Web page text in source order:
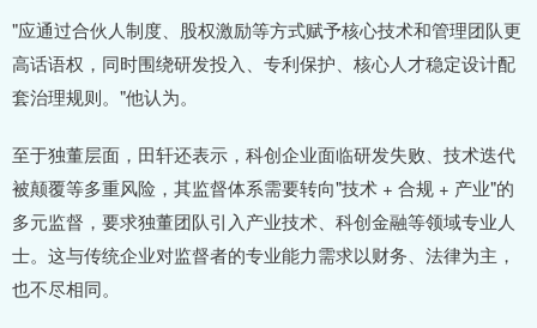
"应通过合伙人制度、股权激励等方式赋予核心技术和管理团队更
高话语权，同时围绕研发投入、专利保护、核心人才稳定设计配
套治理规则。"他认为。
至于独董层面，田轩还表示，科创企业面临研发失败、技术迭代
被颠覆等多重风险，其监督体系需要转向"技术 + 合规 + 产业"的
多元监督，要求独董团队引入产业技术、科创金融等领域专业人
士。这与传统企业对监督者的专业能力需求以财务、法律为主，
也不尽相同。